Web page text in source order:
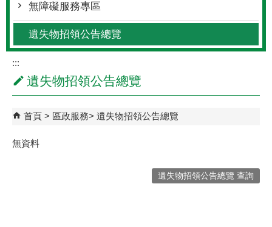
無障礙服務專區
遺失物招領公告總覽
:::
遺失物招領公告總覽
首頁 區政服務 遺失物招領公告總覽
無資料
遺失物招領公告總覽 查詢